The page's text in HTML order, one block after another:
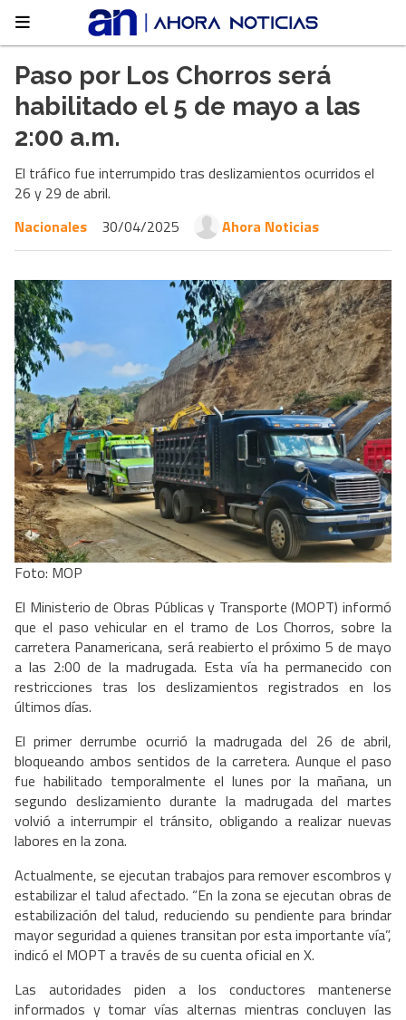
Paso por Los Chorros será
habilitado el 5 de mayo a las
2:00 a.m.
El tráfico fue interrumpido tras deslizamientos ocurridos el
26 y 29 de abril.
Nacionales
30/04/2025 Ahora Noticias
Foto: MOP
El Ministerio de Obras Públicas y Transporte (MOPT) informó
que el paso vehicular en el tramo de Los Chorros, sobre la
carretera Panamericana, será reabierto el próximo 5 de mayo
a las 2:00 de la madrugada. Esta vía ha permanecido con
restricciones tras los deslizamientos registrados en los
últimos días.
El primer derrumbe ocurrió la madrugada del 26 de abril,
bloqueando ambos sentidos de la carretera. Aunque el paso
fue habilitado temporalmente el lunes por la mañana, un
segundo deslizamiento durante la madrugada del martes
volvió a interrumpir el tránsito, obligando a realizar nuevas
labores en la zona.
Actualmente, se ejecutan trabajos para remover escombros y
estabilizar el talud afectado. “En la zona se ejecutan obras de
estabilización del talud, reduciendo su pendiente para brindar
mayor seguridad a quienes transitan por esta importante vía”,
indicó el MOPT a través de su cuenta oficial en X.
Las autoridades piden a los conductores mantenerse
informados y tomar vías alternas mientras concluyen las